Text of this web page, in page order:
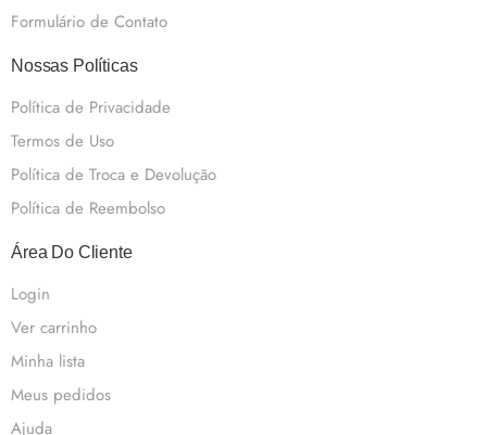
Formulário de Contato
Nossas Políticas
Política de Privacidade
Termos de Uso
Política de Troca e Devolução
Política de Reembolso
Área Do Cliente
Login
Ver carrinho
Minha lista
Meus pedidos
Ajuda